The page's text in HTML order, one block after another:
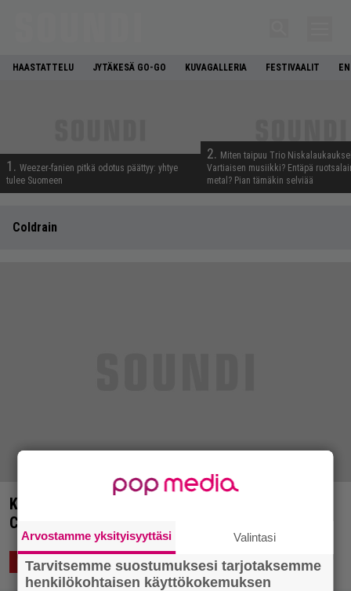
HAASTATTELU JYTÄKESÄ GO-GO KUVAGALLERIA FESTIVAALIT
1. Weezer-fanien pitkä odotus päättyy: yhtye
tulee Suomeen
2. Miten taipuu Trio
Vartiaisen musiikki? Entäpä
metal? Pian tämäkin selviää
Coldrain
Kuvagalleria: Bullet For My Valentine, Adept &
Coldrain | 1.3.2014 The Circus, Helsinki
ELÄVÄ MUSIIKKI KUVAA 3.3.2014 14:09
Arvostamme yksityisyyttäsi Valintasi
Tarvitsemme suostumuksesi tarjotaksemme
henkilökohtaisen käyttökokemuksen